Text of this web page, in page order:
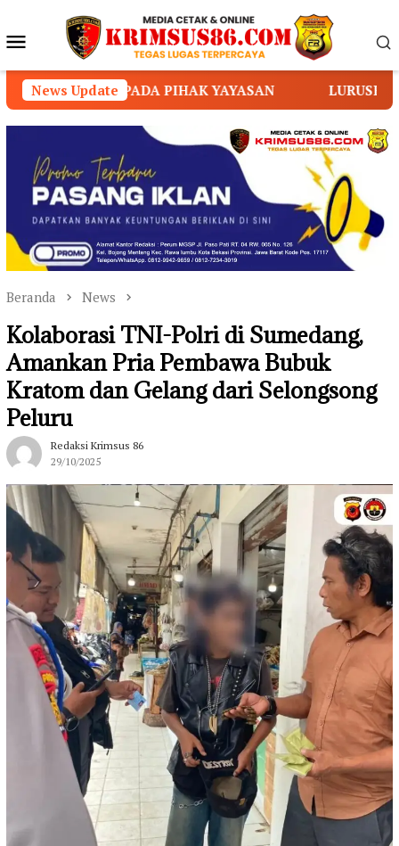
konten Menu
Mobile
News UpdateLURUSKAN ISU ILLEGAL LOGGING DI
Beranda News
Kolaborasi TNI-Polri di Sumedang,
Amankan Pria Pembawa Bubuk
Kratom dan Gelang dari Selongsong
Peluru
Redaksi Krimsus 86
29/10/2025